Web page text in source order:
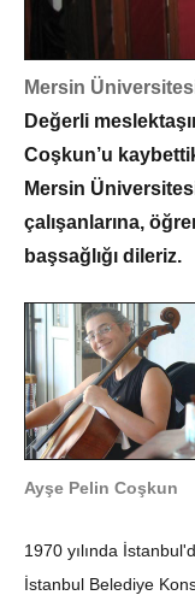
Mersin
Değerli
Coşkun’u
Mersin
çalışanlarına,
başsağlığı dileriz.
Ayşe Pelin Coşkun
1970 yılında
İstanbul Belediye